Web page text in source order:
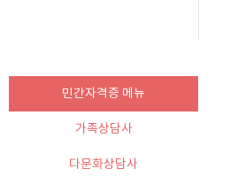
민간자격증 메뉴
가족상담사
다문화상담사